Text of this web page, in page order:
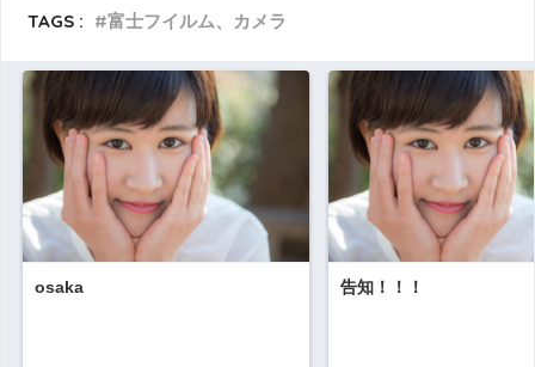
TAGS :
富士フイルム、カメラ
osaka 告知！！！